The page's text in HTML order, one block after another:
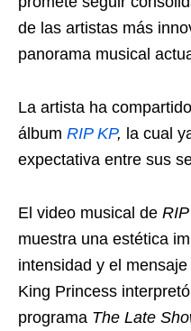
de las artistas más
panorama musical
La artista ha
álbum RIP KP, la cual
expectativa entre sus
El video musical de
muestra una estética
intensidad y el
King Princess
programa The Late